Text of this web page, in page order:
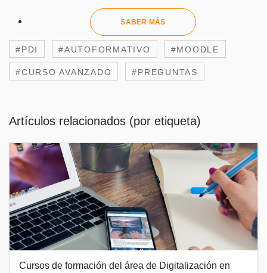
SABER MÁS
#PDI #AUTOFORMATIVO #MOODLE
#CURSO AVANZADO #PREGUNTAS
Artículos relacionados (por etiqueta)
Cursos de formación del área de Digitalización en